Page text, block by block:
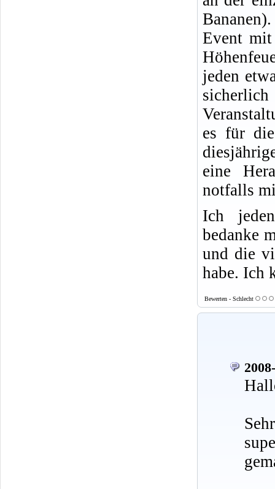
Event
jeden
es für
eine
notfalls
Ich
bedanke
und die
habe. Ich
Bewerten - Schlecht